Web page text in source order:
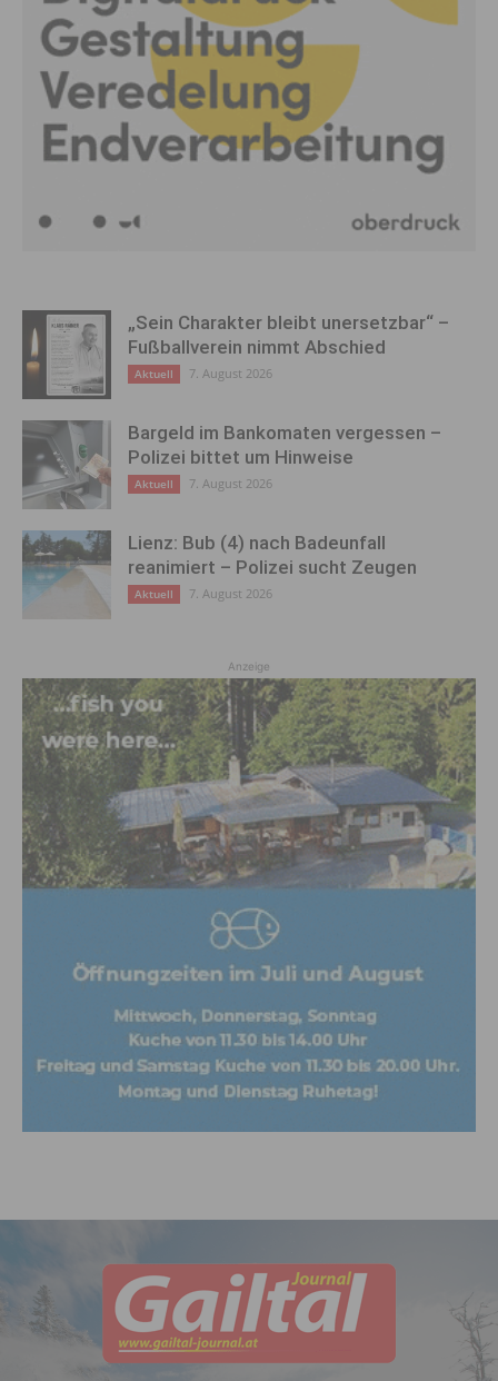
„Sein Charakter bleibt unersetzbar“ –
Fußballverein nimmt Abschied
Aktuell 7. August 2026
Bargeld im Bankomaten vergessen –
Polizei bittet um Hinweise
Aktuell 7. August 2026
Lienz: Bub (4) nach Badeunfall
reanimiert – Polizei sucht Zeugen
Aktuell 7. August 2026
Anzeige